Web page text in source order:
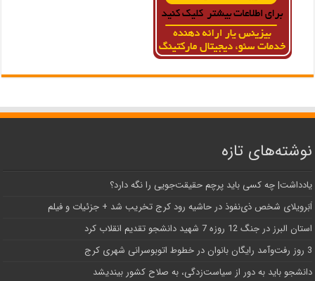
نوشته‌های تازه
یادداشت| ‌چه کسی باید پرچم حقیقت‌جویی را نگه دارد؟
اَبَر‌ویلای شخص ذی‌نفوذ در حاشیه‌ رود کرج تخریب شد + جزئیات و فیلم
استان البرز در جنگ 12 روزه 7 شهید دانشجو تقدیم انقلاب کرد
3 روز رفت‌وآمد رایگان بانوان در خطوط اتوبوسرانی شهری کرج
دانشجو باید به دور از سیاست‌زدگی، به صلاح کشور بیندیشد